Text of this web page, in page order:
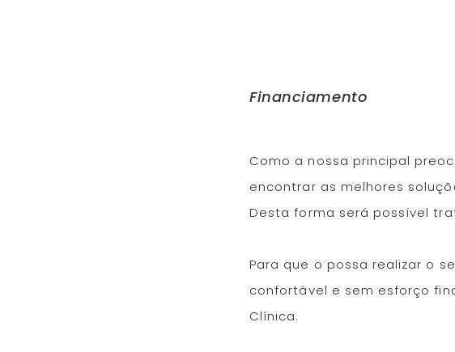
Financiamento
Como a nossa principal
encontrar as melhores
Desta forma será possível
Para que o possa realizar o
confortável e sem esforço
Clínica.